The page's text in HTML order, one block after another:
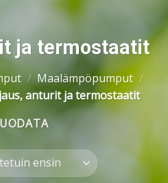
ja termostaatit
/ Maalämpöpumput /
anturit ja termostaatit